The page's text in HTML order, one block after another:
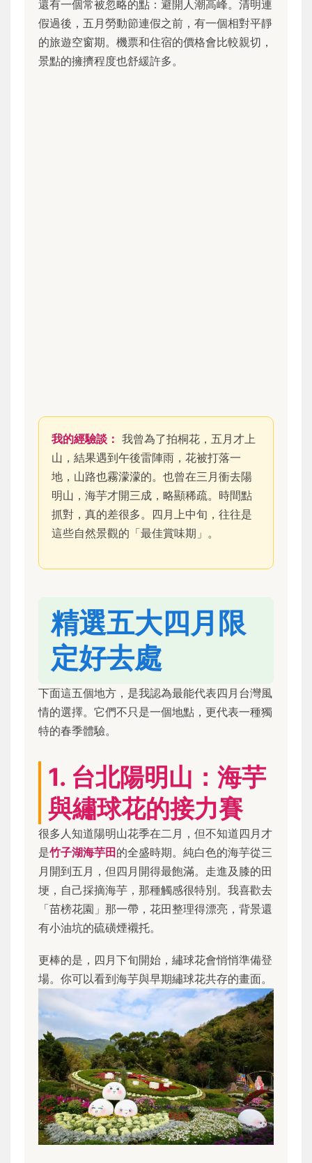
還有一個常被忽略的點：避開人潮高峰。清明連
假過後，五月勞動節連假之前，有一個相對平靜
的旅遊空窗期。機票和住宿的價格會比較親切，
景點的擁擠程度也舒緩許多。
我的經驗談： 我曾為了拍桐花，五月才上
山，結果遇到午後雷陣雨，花被打落一
地，山路也霧濛濛的。也曾在三月衝去陽
明山，海芋才開三成，略顯稀疏。時間點
抓對，真的差很多。四月上中旬，往往是
這些自然景觀的「最佳賞味期」。
精選五大四月限
定好去處
下面這五個地方，是我認為最能代表四月台灣風
情的選擇。它們不只是一個地點，更代表一種獨
特的春季體驗。
1. 台北陽明山：海芋
與繡球花的接力賽
很多人知道陽明山花季在二月，但不知道四月才
是竹子湖海芋田的全盛時期。純白色的海芋從三
月開到五月，但四月開得最飽滿。走進及膝的田
埂，自己採摘海芋，那種觸感很特別。我喜歡去
「苗榜花園」那一帶，花田整理得漂亮，背景還
有小油坑的硫磺煙襯托。
更棒的是，四月下旬開始，繡球花會悄悄準備登
場。你可以看到海芋與早期繡球花共存的畫面。